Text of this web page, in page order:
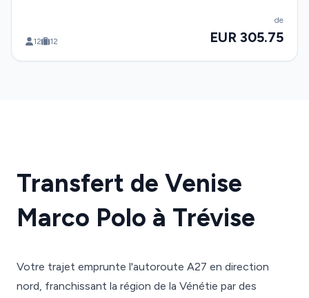
12 12
de
EUR 305.75
Transfert de Venise
Marco Polo à Trévise
Votre trajet emprunte l'autoroute A27 en direction
nord, franchissant la région de la Vénétie par des